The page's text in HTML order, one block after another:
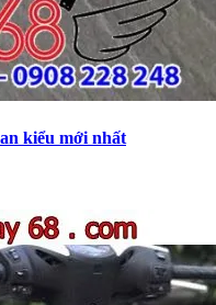
kiểu mới nhất